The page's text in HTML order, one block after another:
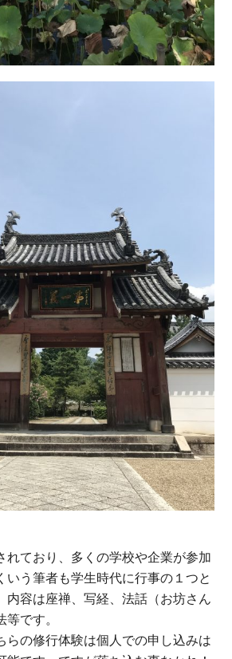
れており、多くの学校や企業が参加
いう筆者も学生時代に行事の１つと
内容は座禅、写経、法話（お坊さん
です。
らの修行体験は個人での申し込みは